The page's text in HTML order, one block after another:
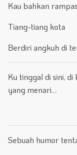
Kau bahkan
Tiang-tiang kota
Berdiri angkuh di
Ku tinggal di sini,
yang menari…
Sebuah humor